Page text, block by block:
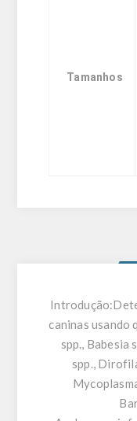
Tamanhos
Introdução:
caninas usando
spp., Babesia
spp.,